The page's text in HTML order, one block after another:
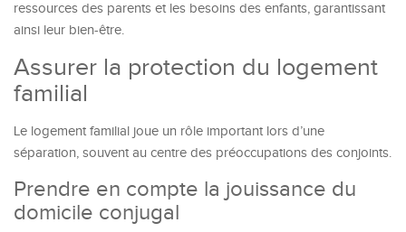
ressources des parents et les besoins des enfants, garantissant
ainsi leur bien-être.
Assurer la protection du logement
familial
Le logement familial joue un rôle important lors d’une
séparation, souvent au centre des préoccupations des conjoints.
Prendre en compte la jouissance du
domicile conjugal